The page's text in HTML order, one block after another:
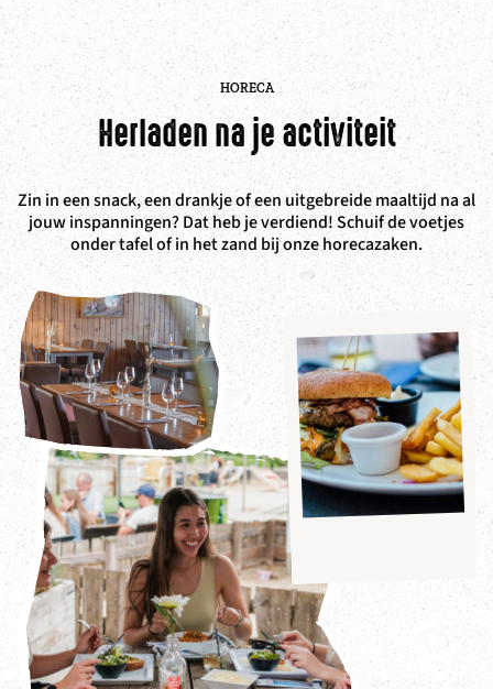
HORECA
Herladen na je activiteit
Zin in een snack, een drankje of een uitgebreide maaltijd na al
jouw inspanningen? Dat heb je verdiend! Schuif de voetjes
onder tafel of in het zand bij onze horecazaken.